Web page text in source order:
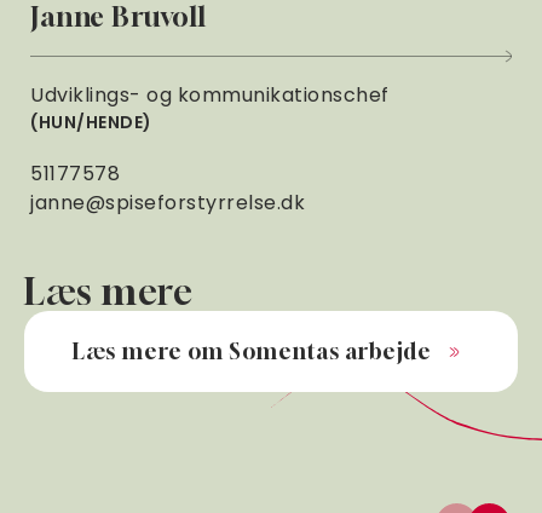
Janne Bruvoll
Udviklings- og kommunikationschef
HUN/HENDE
51177578
janne@spiseforstyrrelse.dk
Læs mere
Læs mere om Somentas arbejde